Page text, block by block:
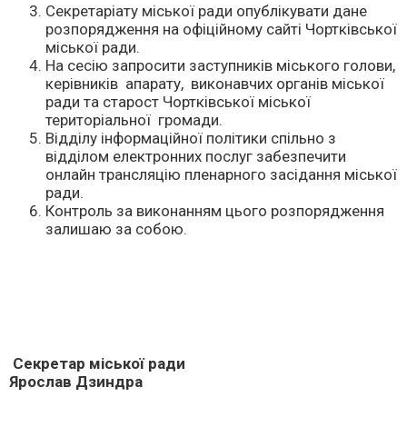
Секретаріату міської ради опублікувати дане
розпорядження на офіційному сайті Чортківської
міської ради.
На сесію запросити заступників міського голови,
керівників апарату, виконавчих органів міської
ради та старост Чортківської міської
територіальної громади.
Відділу інформаційної політики спільно з
відділом електронних послуг забезпечити
онлайн трансляцію пленарного засідання міської
ради.
Контроль за виконанням цього розпорядження
залишаю за собою.
Секретар міської ради
Ярослав Дзиндра